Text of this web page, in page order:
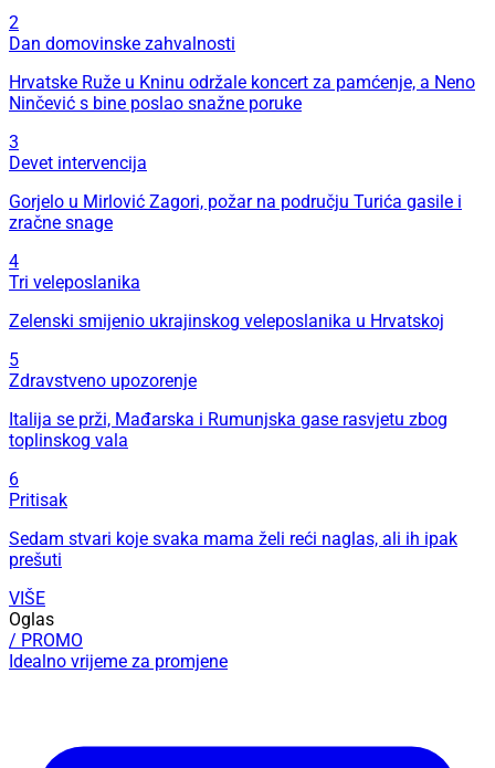
2
Dan domovinske zahvalnosti
Hrvatske Ruže u Kninu održale koncert za pamćenje, a Neno
Ninčević s bine poslao snažne poruke
3
Devet intervencija
Gorjelo u Mirlović Zagori, požar na području Turića gasile i
zračne snage
4
Tri veleposlanika
Zelenski smijenio ukrajinskog veleposlanika u Hrvatskoj
5
Zdravstveno upozorenje
Italija se prži, Mađarska i Rumunjska gase rasvjetu zbog
toplinskog vala
6
Pritisak
Sedam stvari koje svaka mama želi reći naglas, ali ih ipak
prešuti
VIŠE
Oglas
/ PROMO
Idealno vrijeme za promjene